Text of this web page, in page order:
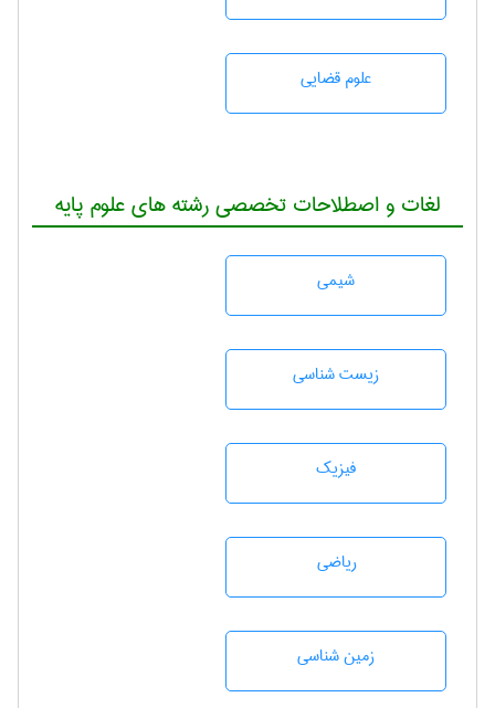
علوم قضایی
لغات و اصطلاحات تخصصی رشته های علوم پایه
شيمی
زيست شناسی
فیزیک
رياضی
زمين شناسی